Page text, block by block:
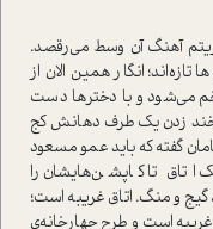
ریتم آهنگ آن وسط می‌رقصد.
انگار همین الان از
می‌شود و با دخترها دست
زدن یک طرف دهانش کج
گفته که باید عمو مسعود
تا کاپشن‌هایشان را
گیج و منگ. اتاق غریبه ا‌ست؛
غریبه ا‌ست و طرح چهارخانه‌ی